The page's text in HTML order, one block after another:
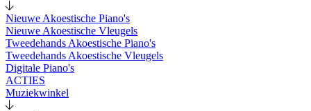
Nieuwe Akoestische Piano's
Nieuwe Akoestische Vleugels
Tweedehands Akoestische Piano's
Tweedehands Akoestische Vleugels
Digitale Piano's
ACTIES
Muziekwinkel